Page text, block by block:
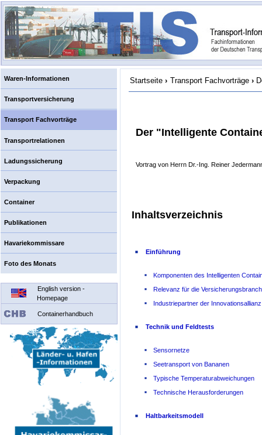
Waren-Informationen
Transportversicherung
Transport Fachvorträge
Transportrelationen
Ladungssicherung
Verpackung
Container
Publikationen
Havariekommissare
Foto des Monats
English version -
Homepage
Containerhandbuch
Startseite › Transport Fachvorträge ›
Der "Intelligente
Vortrag von Herrn Dr.-Ing. Reiner
Inhaltsverzeichnis
Einführung
Komponenten des Intelligenten
Relevanz für die
Industriepartner der Innovationsallianz
Technik und Feldtests
Sensornetze
Seetransport von Bananen
Typische Temperaturabweichungen
Technische Herausforderungen
Haltbarkeitsmodell